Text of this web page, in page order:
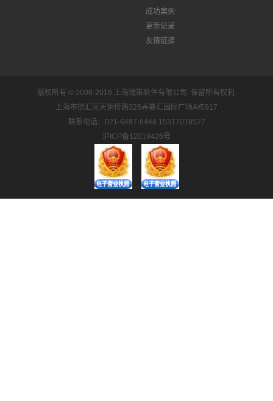
成功案例
更新记录
友情链接
版权所有 © 2006-2016 上海瑞策软件有限公司. 保留所有权利.
上海市徐汇区天钥桥路325弄嘉汇国际广场A栋917
联系电话：021-6487-6448 15317018527
沪ICP备12019426号